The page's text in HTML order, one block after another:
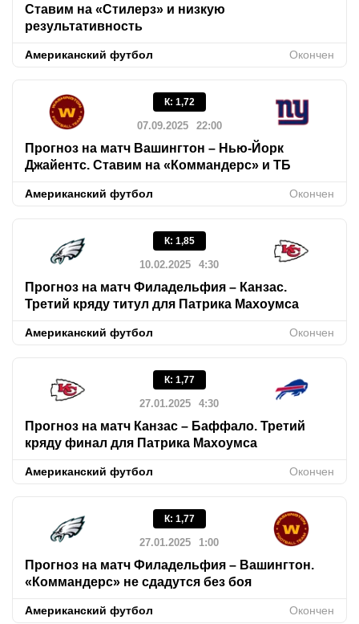
Ставим на «Стилерз» и низкую
результативность
Американский футбол Окончен
К: 1,72
07.09.2025 22:00
Прогноз на матч Вашингтон – Нью-Йорк
Джайентс. Ставим на «Коммандерс» и ТБ
Американский футбол Окончен
К: 1,85
10.02.2025 4:30
Прогноз на матч Филадельфия – Канзас.
Третий кряду титул для Патрика Махоумса
Американский футбол Окончен
К: 1,77
27.01.2025 4:30
Прогноз на матч Канзас – Баффало. Третий
кряду финал для Патрика Махоумса
Американский футбол Окончен
К: 1,77
27.01.2025 1:00
Прогноз на матч Филадельфия – Вашингтон.
«Коммандерс» не сдадутся без боя
Американский футбол Окончен